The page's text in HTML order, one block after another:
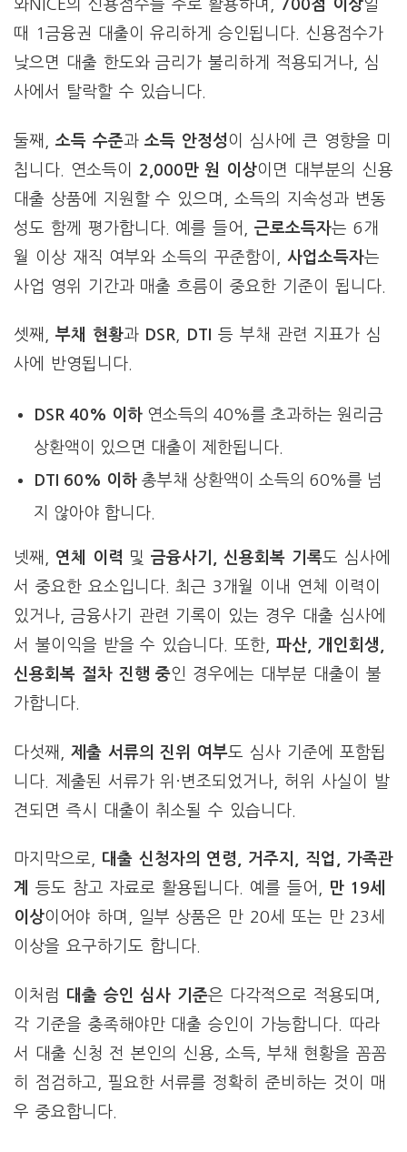
와NICE의 신용점수를 주로 활용하며, 700점 이상일
때 1금융권 대출이 유리하게 승인됩니다. 신용점수가
낮으면 대출 한도와 금리가 불리하게 적용되거나, 심
사에서 탈락할 수 있습니다.
둘째, 소득 수준과소득 안정성이 심사에 큰 영향을 미
칩니다. 연소득이 2,000만 원 이상이면 대부분의 신용
대출 상품에 지원할 수 있으며, 소득의 지속성과 변동
성도 함께 평가합니다. 예를 들어, 근로소득자는 6개
월 이상 재직 여부와 소득의 꾸준함이, 사업소득자는
사업 영위 기간과 매출 흐름이 중요한 기준이 됩니다.
셋째, 부채 현황과 DSR DTI
등 부채 관련 지표가 심
사에 반영됩니다.
DSR 40% 이하연소득의 40%를 초과하는 원리금
상환액이 있으면 대출이 제한됩니다.
DTI 60% 이하총부채 상환액이 소득의 60%를 넘
지 않아야 합니다.
넷째, 연체 이력 및금융사기, 신용회복 기록도 심사에
서 중요한 요소입니다. 최근 3개월 이내 연체 이력이
있거나, 금융사기 관련 기록이 있는 경우 대출 심사에
서 불이익을 받을 수 있습니다. 또한, 파산, 개인회생,
신용회복 절차 진행 중인 경우에는 대부분 대출이 불
가합니다.
다섯째, 제출 서류의 진위 여부도 심사 기준에 포함됩
니다. 제출된 서류가 위·변조되었거나, 허위 사실이 발
견되면 즉시 대출이 취소될 수 있습니다.
마지막으로, 대출 신청자의 연령, 거주지, 직업, 가족관
계
등도 참고 자료로 활용됩니다. 예를 들어,
만 19세
이상이어야 하며, 일부 상품은 만 20세 또는 만 23세
이상을 요구하기도 합니다.
이처럼 대출 승인 심사 기준은 다각적으로 적용되며,
각 기준을 충족해야만 대출 승인이 가능합니다. 따라
서 대출 신청 전 본인의 신용, 소득, 부채 현황을 꼼꼼
히 점검하고, 필요한 서류를 정확히 준비하는 것이 매
우 중요합니다.